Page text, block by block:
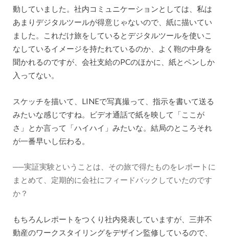
動していました。社内コミュニケーションとしては、私は
あまりデジタルツールが得意じゃないので、紙に描いてい
ました。これだけ旅をしているとデジタルツールを使いこ
なしているイメージを持たれているのか、よく鞄の中身を
聞かれるのですが、会社支給のPCのほかに、紙とペンしか
入ってない。
スケッチを描いて、LINEで写真撮って、指示を書いて送る
みたいな感じですね。ビデオ通話で紙を映して「ここが
さ」とか言って「ハイハイ」みたいな。結局のところそれ
が一番早いし伝わる。
──実証実験ということは、その旅で得たものをレポートに
まとめて、定期的に会社にフィードバックしていたのです
か？
もちろんレポートをつくり社内発表していますが、三井不
動産のワークスタイリングをデザイン監修しているので、